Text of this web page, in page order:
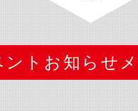
ントお知らせ